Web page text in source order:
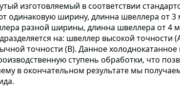
изготовляемый в соответствии
одинаковую ширину, длинна швеллера от
разной ширины, длинна швеллера от 4
на: швеллер высокой
точности (В). Данное
ступень обработки, что
в окончательном результате мы